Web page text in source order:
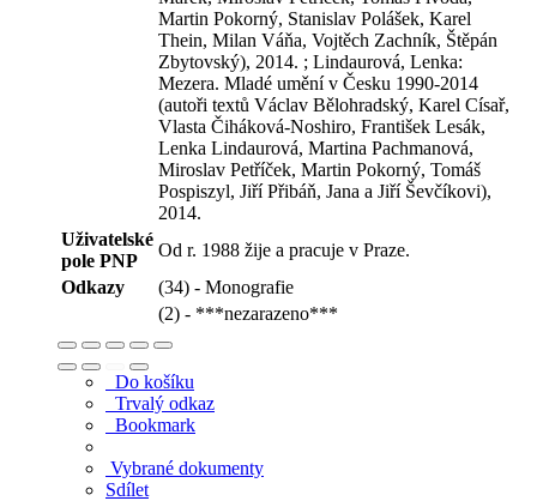
Martin Pokorný, Stanislav Polášek, Karel
Thein, Milan Váňa, Vojtěch Zachník, Štěpán
Zbytovský), 2014. ; Lindaurová, Lenka:
Mezera. Mladé umění v Česku 1990-2014
(autoři textů Václav Bělohradský, Karel Císař,
Vlasta Čiháková-Noshiro, František Lesák,
Lenka Lindaurová, Martina Pachmanová,
Miroslav Petříček, Martin Pokorný, Tomáš
Pospiszyl, Jiří Přibáň, Jana a Jiří Ševčíkovi),
2014.
Uživatelské
pole PNP
Od r. 1988 žije a pracuje v Praze.
Odkazy
(34) - Monografie
(2) - ***nezarazeno***
Do košíku
Trvalý odkaz
Bookmark
Vybrané dokumenty
Sdílet